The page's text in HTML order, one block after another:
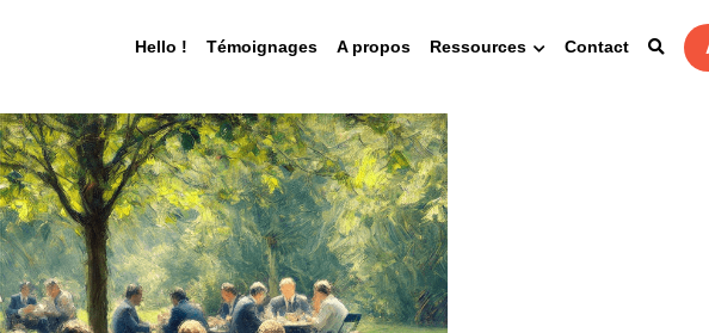
Hello ! Témoignages A propos Ressources Contact